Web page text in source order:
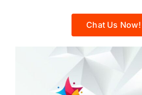
Chat Us Now!